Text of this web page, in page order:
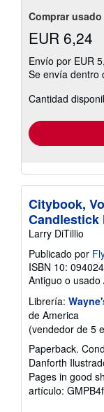
Comprar usado
EUR 6,24
Envío por EUR
Se envía dentro
Cantidad
Citybook,
Candlestick
Larry DiTillio
Publicado por
ISBN 10:
Antiguo o usado
Librería:
de America
(vendedor de 5
Paperback.
Danforth
Pages in good
artículo: